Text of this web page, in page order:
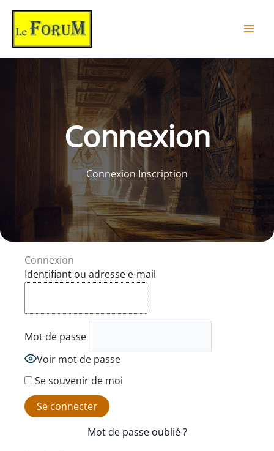
Aller
contenu
Connexion
Connexion Inscription
Connexion
Identifiant ou adresse e-mail
Mot de passe
Voir mot de passe
Se souvenir de moi
Mot de passe oublié ?